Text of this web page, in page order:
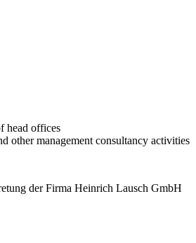
head offices
other management consultancy activities
der Firma Heinrich Lausch GmbH